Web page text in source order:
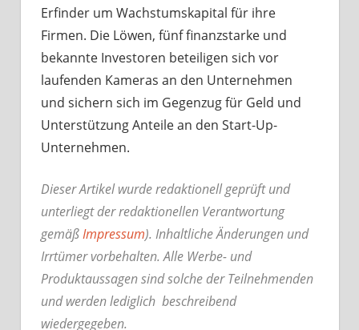
Erfinder um Wachstumskapital für ihre
Firmen. Die Löwen, fünf finanzstarke und
bekannte Investoren beteiligen sich vor
laufenden Kameras an den Unternehmen
und sichern sich im Gegenzug für Geld und
Unterstützung Anteile an den Start-Up-
Unternehmen.
Dieser Artikel wurde redaktionell geprüft und
unterliegt der redaktionellen Verantwortung
gemäßImpressum). Inhaltliche Änderungen und
Irrtümer vorbehalten. Alle Werbe- und
Produktaussagen sind solche der Teilnehmenden
und werden lediglich beschreibend
wiedergegeben.